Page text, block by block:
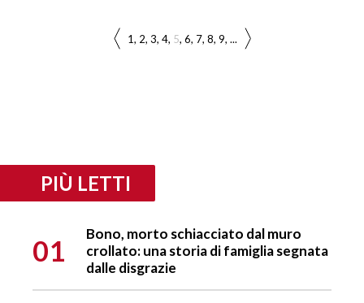
1 2 3 4 5 6 7 8 9 ...
PIÙ LETTI
01
Bono, morto schiacciato dal muro
crollato: una storia di famiglia segnata
dalle disgrazie